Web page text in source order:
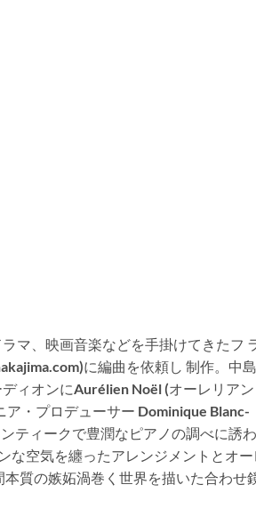
マ、映画音楽などを手掛けてきたフ
に編曲を依頼し 制作。中
ィオンにAurélien Noël (オーレリアン
・プロデューサー Dominique Blanc-
ティークで豊潤なピアノの調べに誘
な空気を纏ったアレンジメントとオー
質の嫉妬渦巻く世界を描いた合わせ